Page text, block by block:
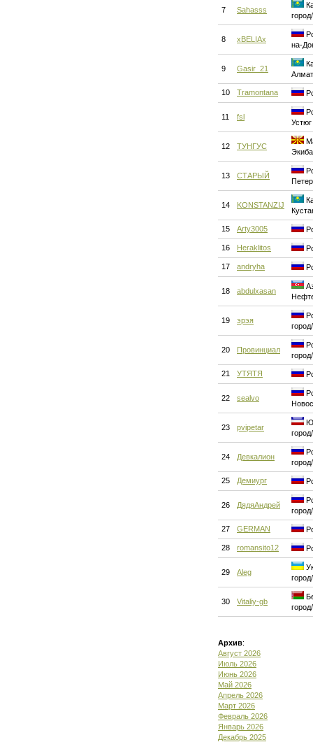
7 Sahasss
8 xBELIAx
на-
9 Gasir_21
10 Tramontana
11 fsl
Устюг
12 ТУНГУС
13 СТАРЫЙ
14 KONSTANZIJ
15 Arty3005
16 Heraklitos
17 andryha
18 abdulxasan
19 эрэя
20 Провинциал
21 УТЯТЯ
22 sealvo
23 pvipetar
24 Девкалион
25 Демиург
26 ДядяАндрей
27 GERMAN
28 romansito12
29 Aleg
30 Vitaliy-gb
Архив:
Август 2026
Июль 2026
Июнь 2026
Май 2026
Апрель 2026
Март 2026
Февраль 2026
Январь 2026
Декабрь 2025